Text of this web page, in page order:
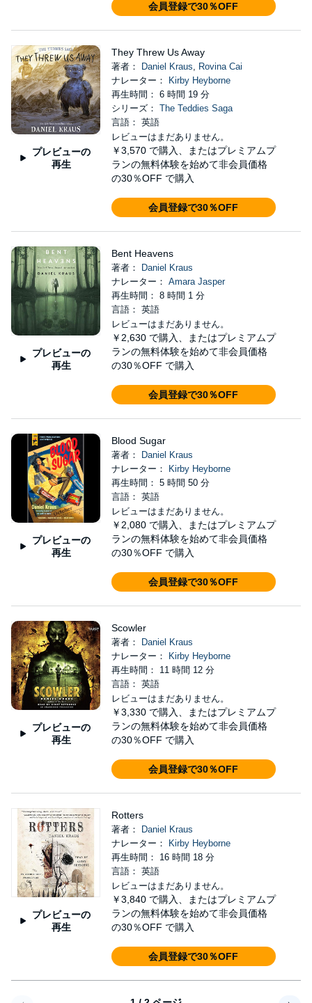
会員登録で30％OFF
プレビューの
再生
They Threw Us Away
著者： Daniel Kraus, Rovina Cai
ナレーター：
Kirby Heyborne
再生時間： 6 時間 19 分
シリーズ： The Teddies Saga
言語： 英語
レビューはまだありません。
￥3,570 で購入、またはプレミアムプ
ランの無料体験を始めて非会員価格
の30％OFF で購入
会員登録で30％OFF
プレビューの
再生
Bent Heavens
著者：
Daniel Kraus
ナレーター： Amara Jasper
再生時間： 8 時間 1 分
言語： 英語
レビューはまだありません。
￥2,630 で購入、またはプレミアムプ
ランの無料体験を始めて非会員価格
の30％OFF で購入
会員登録で30％OFF
プレビューの
再生
Blood Sugar
著者：
Daniel Kraus
ナレーター：
Kirby Heyborne
再生時間： 5 時間 50 分
言語： 英語
レビューはまだありません。
￥2,080 で購入、またはプレミアムプ
ランの無料体験を始めて非会員価格
の30％OFF で購入
会員登録で30％OFF
プレビューの
再生
Scowler
著者：
Daniel Kraus
ナレーター：
Kirby Heyborne
再生時間： 11 時間 12 分
言語： 英語
レビューはまだありません。
￥3,330 で購入、またはプレミアムプ
ランの無料体験を始めて非会員価格
の30％OFF で購入
会員登録で30％OFF
プレビューの
再生
Rotters
著者：
Daniel Kraus
ナレーター：
Kirby Heyborne
再生時間： 16 時間 18 分
言語： 英語
レビューはまだありません。
￥3,840 で購入、またはプレミアムプ
ランの無料体験を始めて非会員価格
の30％OFF で購入
会員登録で30％OFF